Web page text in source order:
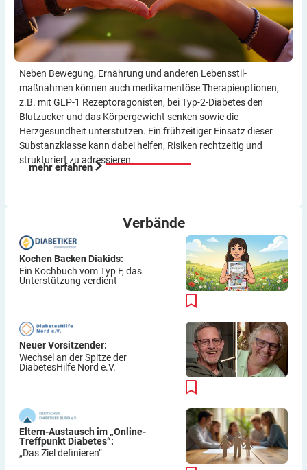
Neben Bewegung, Ernährung und anderen Lebensstil­
maßnahmen können auch medikamentöse Therapie­optionen,
z.B. mit GLP-1 Rezeptor­agonisten, bei Typ-2-Diabetes den
Blutzucker und das Körper­gewicht senken sowie die
Herzgesundheit unterstützen. Ein frühzeitiger Einsatz dieser
Substanzklasse kann dabei helfen, Risiken rechtzeitig und
strukturiert zu adressieren.
mehr erfahren
Verbände
Kochen Backen Diakids:
Ein Kochbuch vom Typ F, das
Unterstützung verdient
Neuer Vorsitzender:
Wechsel an der Spitze der
DiabetesHilfe Nord e.V.
Eltern-Austausch im „Online-
Treffpunkt Diabetes“:
„Das Ziel definieren“